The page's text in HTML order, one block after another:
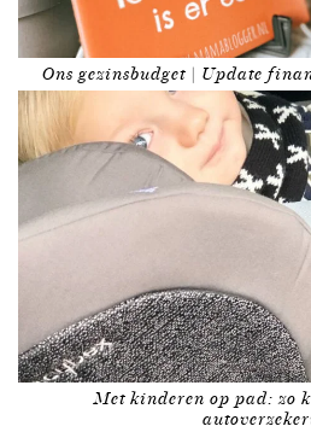
Ons gezinsbudget | Update
Met kinderen op pad: zo